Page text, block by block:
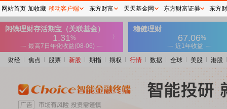
财经 焦点 股票 新股 期指 期权 行情 数据 全球 美股 港股
网站首页 加收藏 移动客户端 东方财富 天天基金网 东方财富证券 东方